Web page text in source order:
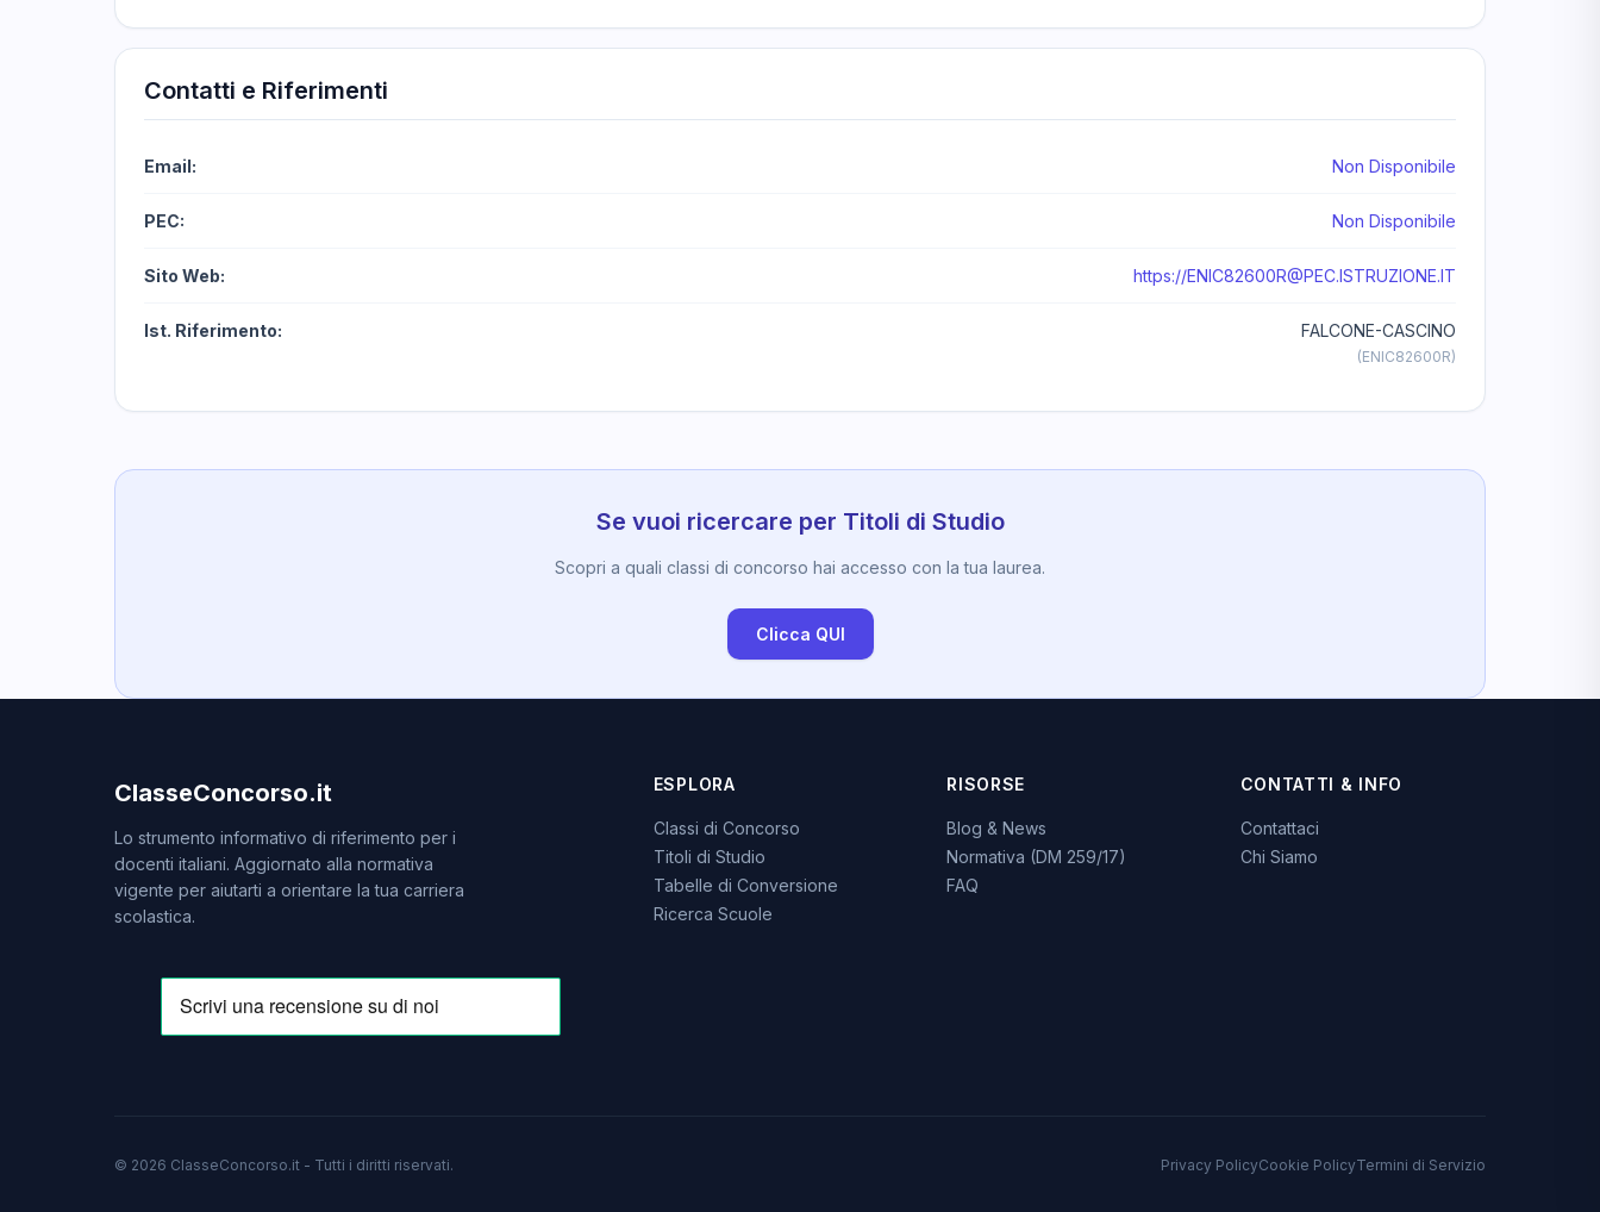
Contatti e Riferimenti
Email: Non Disponibile
PEC: Non Disponibile
Sito Web: https://ENIC82600R@PEC.ISTRUZIONE.IT
Ist. Riferimento: FALCONE-CASCINO
(ENIC82600R)
Se vuoi ricercare per Titoli di Studio
Scopri a quali classi di concorso hai accesso con la tua laurea.
Clicca QUI
ClasseConcorso.it
Lo strumento informativo di riferimento per i
docenti italiani. Aggiornato alla normativa
vigente per aiutarti a orientare la tua carriera
scolastica.
ESPLORA
Classi di Concorso
Titoli di Studio
Tabelle di Conversione
Ricerca Scuole
RISORSE
Blog & News
Normativa (DM 259/17)
FAQ
CONTATTI & INFO
Contattaci
Chi Siamo
© 2026 ClasseConcorso.it - Tutti i diritti riservati. Privacy PolicyCookie PolicyTermini di Servizio